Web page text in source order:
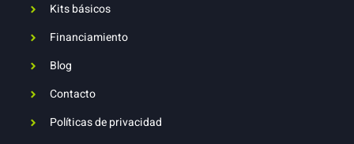
Kits básicos
Financiamiento
Blog
Contacto
Políticas de privacidad